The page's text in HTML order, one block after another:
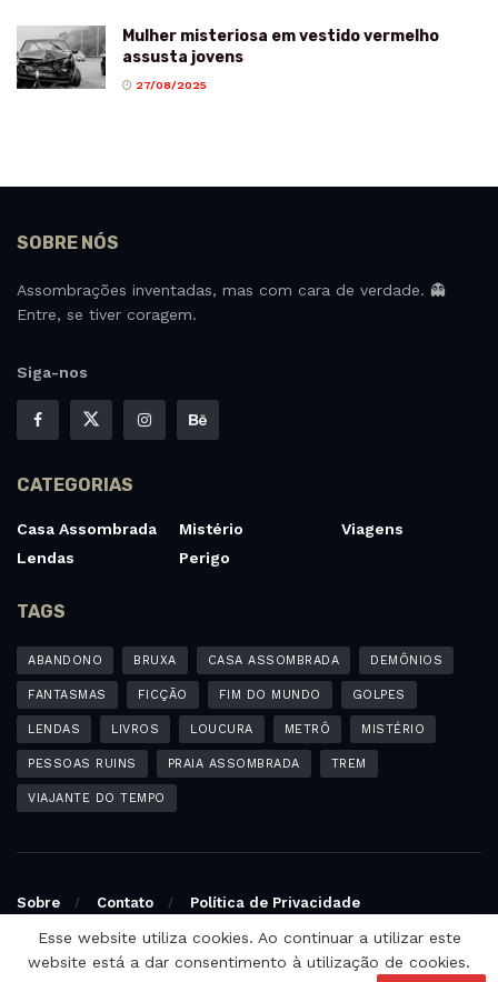
Mulher misteriosa em vestido vermelho
assusta jovens
27/08/2025
SOBRE NÓS
Assombrações inventadas, mas com cara de verdade. 👻
Entre, se tiver coragem.
Siga-nos
CATEGORIAS
Casa Assombrada
Lendas
Mistério
Perigo
Viagens
TAGS
ABANDONO BRUXA CASA ASSOMBRADA DEMÔNIOS
FANTASMAS FICÇÃO FIM DO MUNDO GOLPES
LENDAS LIVROS LOUCURA METRÔ MISTÉRIO
PESSOAS RUINS PRAIA ASSOMBRADA TREM
VIAJANTE DO TEMPO
Sobre Contato Política de Privacidade
© 2025 - Blog Assustados | Site não oficial. Desenvolvido e
otimizado por:Otimização SEO - Agência de SEO Michel Ferreira
Esse website utiliza cookies. Ao continuar a utilizar este
website está a dar consentimento à utilização de cookies.